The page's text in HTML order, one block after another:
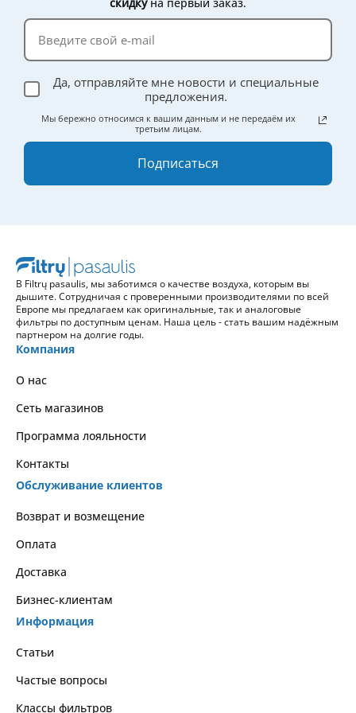
Да, отправляйте мне новости и специальные
предложения.
Мы бережно относимся к вашим данным и не передаём их
третьим лицам.
Подписаться
В Filtrų pasaulis, мы заботимся о качестве воздуха, которым вы
дышите. Сотрудничая с проверенными производителями по всей
Европе мы предлагаем как оригинальные, так и аналоговые
фильтры по доступным ценам. Наша цель - стать вашим надёжным
партнером на долгие годы.
Компания
О нас
Сеть магазинов
Программа лояльности
Контакты
Обслуживание клиентов
Возврат и возмещение
Оплата
Доставка
Бизнес-клиентам
Информация
Статьи
Частые вопросы
Классы фильтров